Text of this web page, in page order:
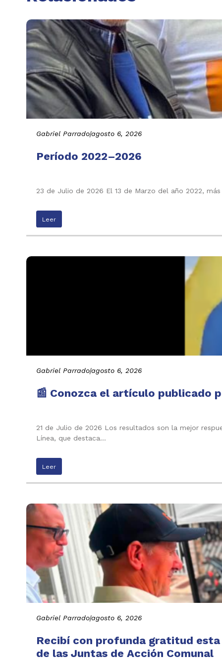
Gabriel Parrado|agosto 6, 2026
Período 2022–2026
23 de Julio de 2026 El 13 de Marzo del año 2022,
Leer
Gabriel Parrado|agosto 6, 2026
📰 Conozca el artículo publicado
21 de Julio de 2026 Los resultados son la mejor
Línea, que destaca…
Leer
Gabriel Parrado|agosto 6, 2026
Recibí con profunda gratitud
de las Juntas de Acción Comunal